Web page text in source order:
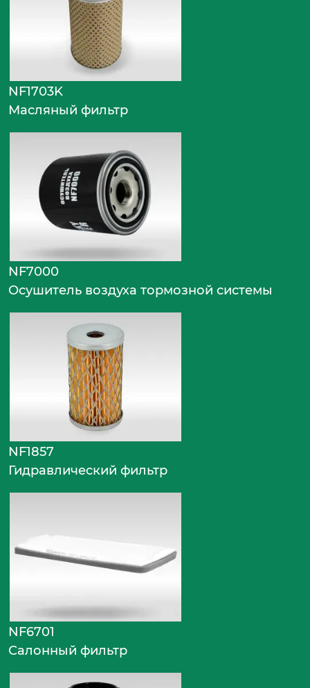
NF1703K
Масляный фильтр
NF7000
Осушитель воздуха тормозной системы
NF1857
Гидравлический фильтр
NF6701
Салонный фильтр